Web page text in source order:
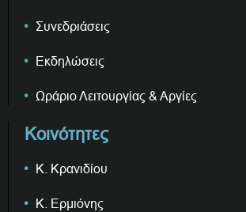
Συνεδριάσεις
Εκδηλώσεις
Ωράριο Λειτουργίας & Αργίες
Κοινότητες
Κ. Κρανιδίου
Κ. Ερμιόνης